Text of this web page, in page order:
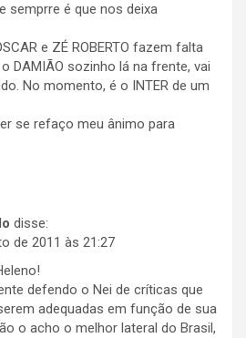
semprre é que nos deixa
e ZÉ ROBERTO fazem falta
DAMIÃO sozinho lá na frente, vai
No momento, é o INTER de um
se refaço meu ânimo para
disse:
de 2011 às 21:27
defendo o Nei de críticas que
adequadas em função de sua
o acho o melhor lateral do Brasil,